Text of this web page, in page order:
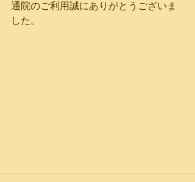
通院のご利用誠にありがとうございま
した。